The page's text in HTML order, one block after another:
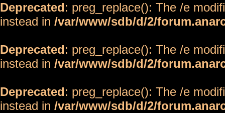
Deprecated: preg_replace(): The /e
instead in /var/www/sdb/d/2/
Deprecated: preg_replace(): The /e
instead in /var/www/sdb/d/2/
Deprecated: preg_replace(): The /e
instead in /var/www/sdb/d/2/